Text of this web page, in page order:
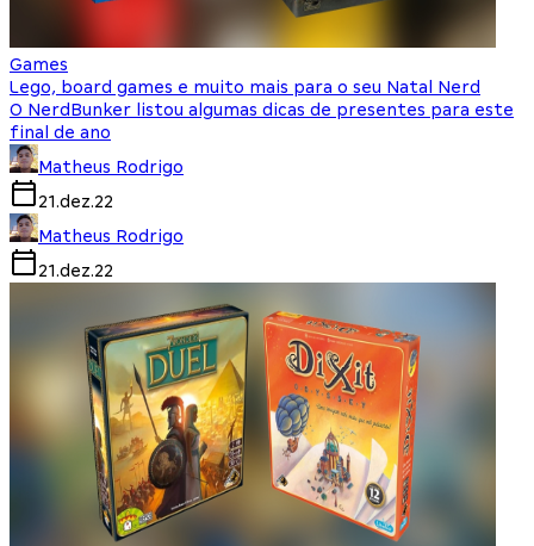
Games
Lego, board games e muito mais para o seu Natal Nerd
O NerdBunker listou algumas dicas de presentes para este
final de ano
Matheus Rodrigo
21.dez.22
Matheus Rodrigo
21.dez.22